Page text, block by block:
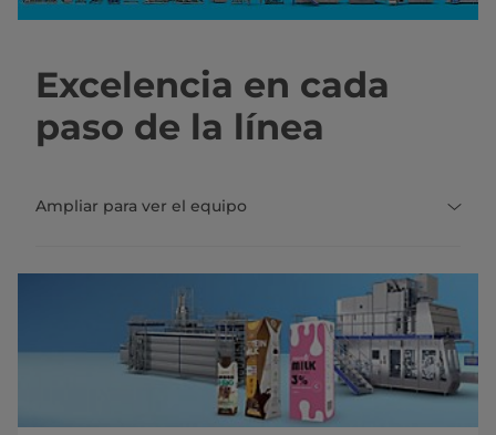
Excelencia en cada
paso de la línea
Ampliar para ver el equipo